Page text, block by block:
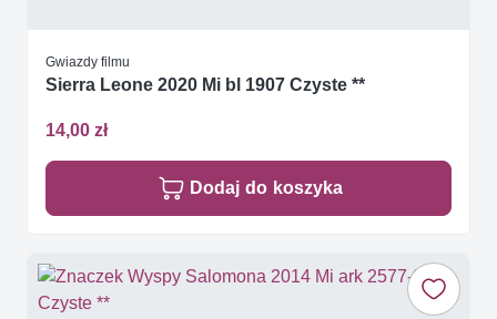
Gwiazdy filmu
Sierra Leone 2020 Mi bl 1907 Czyste **
14,00 zł
Dodaj do koszyka